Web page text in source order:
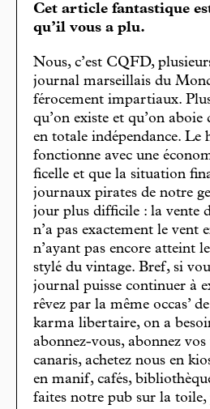
Cet article fantastique
qu’il vous a plu.
Nous, c’est CQFD,
journal marseillais du
férocement impartiaux.
qu’on existe et qu’on aboie
en totale indépendance. Le
fonctionne avec une
ficelle et que la situation
journaux pirates de notre
jour plus difficile : la vente
n’a pas exactement le
n’ayant pas encore atteint
stylé du vintage. Bref, si
journal puisse continuer à
rêvez par la même occas’
karma libertaire, on a
abonnez-vous, abonnez
canaris, achetez nous en
en manif, cafés,
faites notre pub sur la toile,